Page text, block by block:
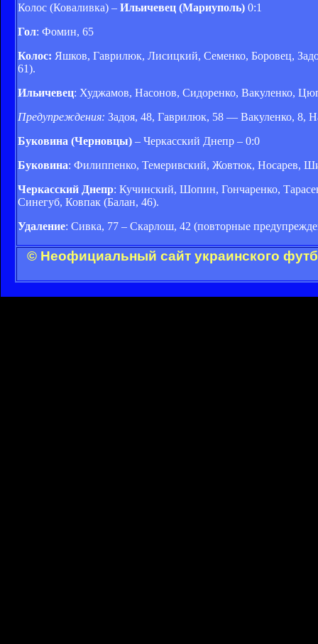
Колос (Коваливка) – Ильичевец (Мариуполь) 0:1
Гол: Фомин, 65
Колос: Яшков, Гаврилюк, Лисицкий, Семенко, Боровец,
61).
Ильичевец: Худжамов, Насонов, Сидоренко, Вакуленко,
Предупреждения: Задоя, 48, Гаврилюк, 58 — Вакуленко, 8,
Буковина (Черновцы) – Черкасский Днепр – 0:0
Буковина: Филиппенко, Темеривский, Жовтюк, Носарев,
Черкасский Днепр: Кучинский, Шопин, Гончаренко,
Синегуб, Ковпак (Балан, 46).
Удаление: Сивка, 77 – Скарлош, 42 (повторные
© Неофициальный сайт украинского